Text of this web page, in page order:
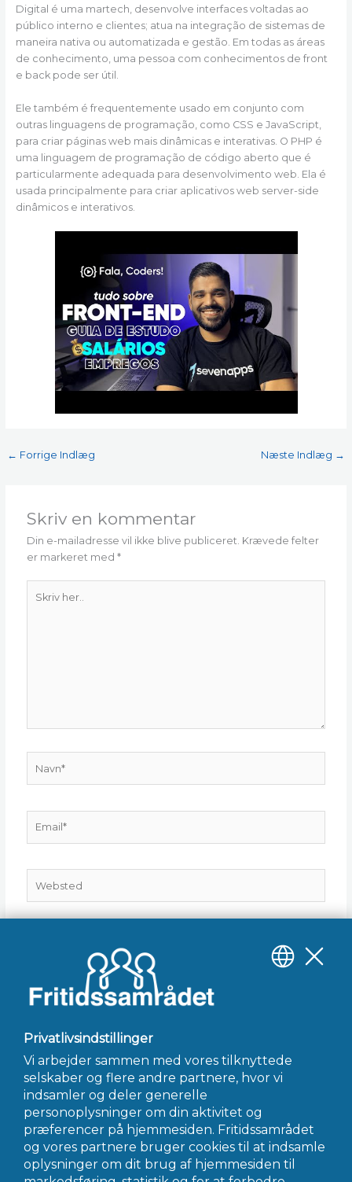
Digital é uma martech, desenvolve interfaces voltadas ao
público interno e clientes; atua na integração de sistemas de
maneira nativa ou automatizada e gestão. Em todas as áreas
de conhecimento, uma pessoa com conhecimentos de front
e back pode ser útil.
Ele também é frequentemente usado em conjunto com
outras linguagens de programação, como CSS e JavaScript,
para criar páginas web mais dinâmicas e interativas. O PHP é
uma linguagem de programação de código aberto que é
particularmente adequada para desenvolvimento web. Ela é
usada principalmente para criar aplicativos web server-side
dinâmicos e interativos.
← Forrige Indlæg Næste Indlæg →
Skriv en kommentar
Din e-mailadresse vil ikke blive publiceret. Krævede felter
er markeret med*
her..
næste gang jeg kommenterer.